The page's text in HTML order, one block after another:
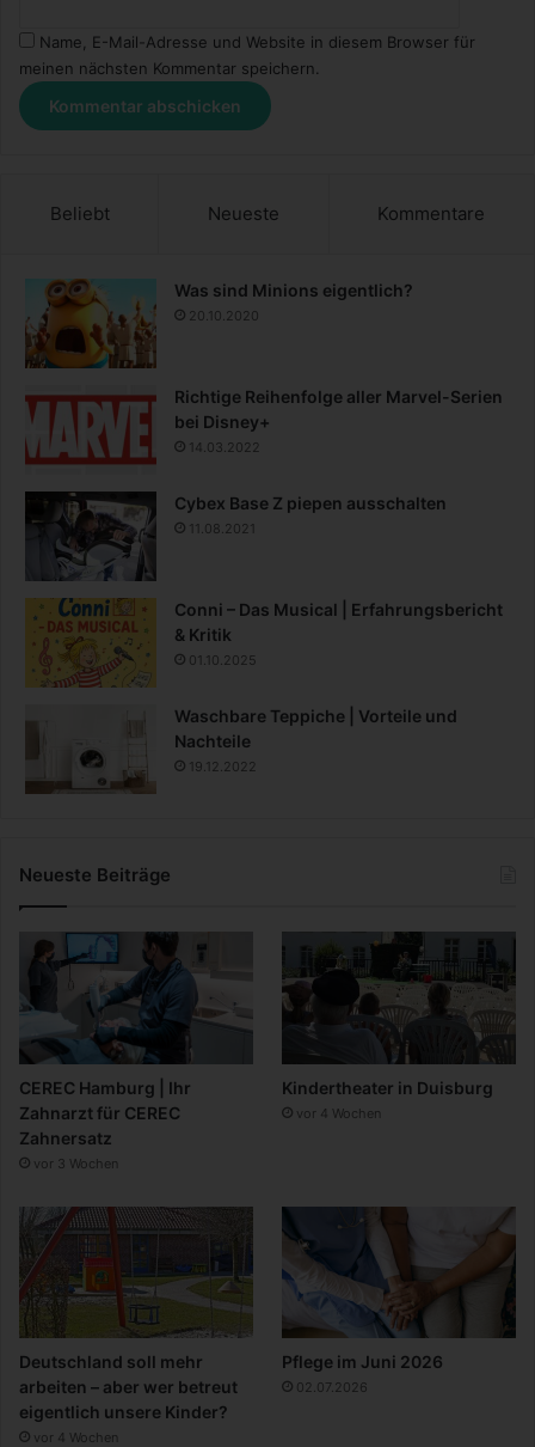
Name, E-Mail-Adresse und Website in diesem Browser für
meinen nächsten Kommentar speichern.
Beliebt Neueste Kommentare
Was sind Minions eigentlich?
20.10.2020
Richtige Reihenfolge aller Marvel-Serien
bei Disney+
14.03.2022
Cybex Base Z piepen ausschalten
11.08.2021
Conni – Das Musical | Erfahrungsbericht
& Kritik
01.10.2025
Waschbare Teppiche | Vorteile und
Nachteile
19.12.2022
Neueste Beiträge
CEREC Hamburg | Ihr
Zahnarzt für CEREC
Zahnersatz
vor 3 Wochen
Kindertheater in Duisburg
vor 4 Wochen
Deutschland soll mehr
arbeiten – aber wer betreut
eigentlich unsere Kinder?
vor 4 Wochen
Pflege im Juni 2026
02.07.2026